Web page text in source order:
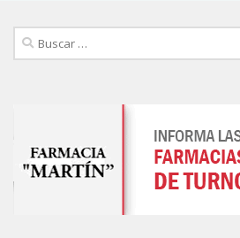
Buscar: